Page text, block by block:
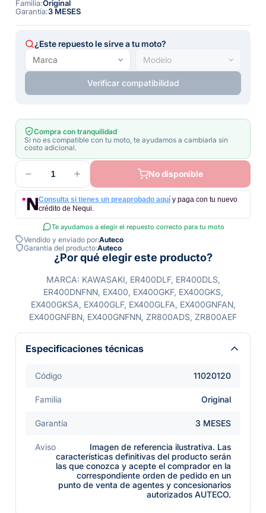
Familia:Original
Garantía:3 MESES
¿Este repuesto le sirve a tu moto?
Verificar compatibilidad
Compra con tranquilidad
Si no es compatible con tu moto, te ayudamos a cambiarla sin
costo adicional.
1 No disponible
Consulta si tienes un preaprobado aquí y paga con tu nuevo
crédito de Nequi.
Te ayudamos a elegir el repuesto correcto para tu moto
Vendido y enviado por:Auteco
Garantía del producto:Auteco
¿Por qué elegir este producto?
MARCA: KAWASAKI, ER400DLF, ER400DLS,
ER400DNFNN, EX400, EX400GKF, EX400GKS,
EX400GKSA, EX400GLF, EX400GLFA, EX400GNFAN,
EX400GNFBN, EX400GNFNN, ZR800ADS, ZR800AEF
Especificaciones técnicas
Código 11020120
Familia Original
Garantía 3 MESES
Aviso
Imagen de referencia ilustrativa. Las
características definitivas del producto serán
las que conozca y acepte el comprador en la
correspondiente orden de pedido en un
punto de venta de agentes y concesionarios
autorizados AUTECO.